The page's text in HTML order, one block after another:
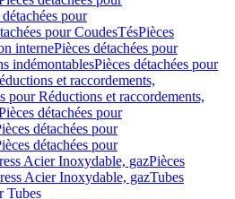
pour
pour CoudesTésPièces
internePièces détachées pour
indémontablesPièces détachées pour
et raccordements,
pour Réductions et raccordements,
détachées pour
détachées pour
détachées pour
Acier Inoxydable, gazPièces
Acier Inoxydable, gazTubes
Tubes